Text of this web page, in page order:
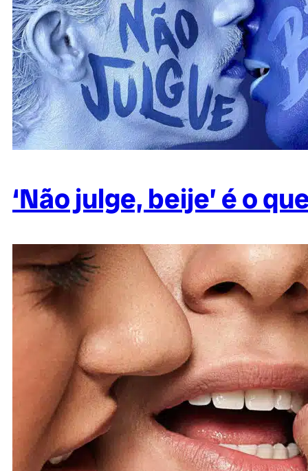
‘Não julge, beije’ é o